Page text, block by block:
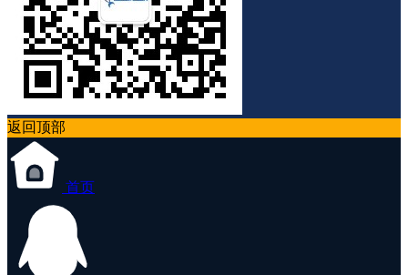
返回顶部
首页